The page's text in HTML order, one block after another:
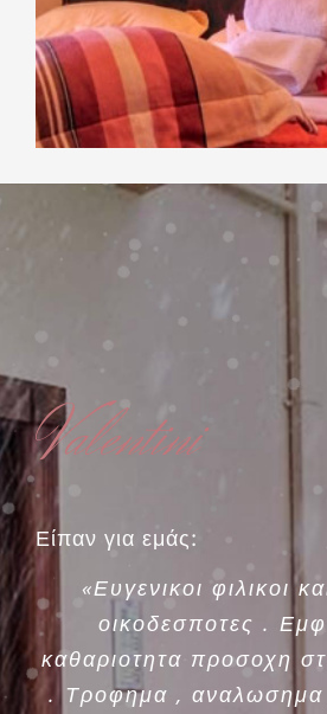
Valentini
Είπαν για εμάς:
«Ευγενικοι φιλικοι
οικοδεσποτες .
καθαριοτητα προσοχη
. Τροφημα , αναλωσημα